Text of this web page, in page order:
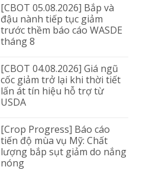
[CBOT 05.08.2026] Bắp và
đậu nành tiếp tục giảm
trước thềm báo cáo WASDE
tháng 8
[CBOT 04.08.2026] Giá ngũ
cốc giảm trở lại khi thời tiết
lấn át tín hiệu hỗ trợ từ
USDA
[Crop Progress] Báo cáo
tiến độ mùa vụ Mỹ: Chất
lượng bắp sụt giảm do nắng
nóng